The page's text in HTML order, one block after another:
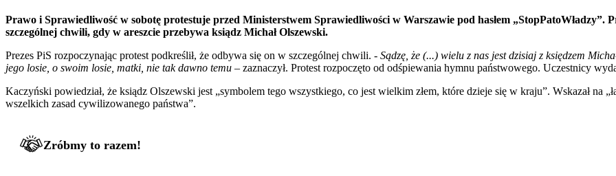
Prawo i Sprawiedliwość w sobotę protestuje przed Ministerstwem Sprawiedliwości w Warszawie pod hasłem „StopPatoWładzy”.
szczególnej chwili, gdy w areszcie przebywa ksiądz Michał Olszewski.
Prezes PiS rozpoczynając protest podkreślił, że odbywa się on w szczególnej chwili. - Sądzę, że (...) wielu z nas jest dzisiaj z księdzem
jego losie, o swoim losie, matki, nie tak dawno temu – zaznaczył. Protest rozpoczęto od odśpiewania hymnu państwowego. Uczestnicy
Kaczyński powiedział, że ksiądz Olszewski jest „symbolem tego wszystkiego, co jest wielkim złem, które dzieje się w kraju”. Wskazał na
wszelkich zasad cywilizowanego państwa”.
Zróbmy to razem!